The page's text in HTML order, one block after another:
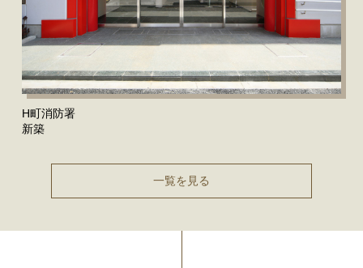
H町消防署
新築
一覧を見る